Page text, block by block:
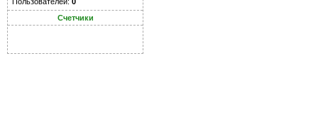
Счетчики